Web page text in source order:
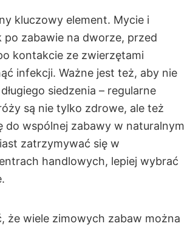
kluczowy element. Mycie i
po zabawie na dworze, przed
kontakcie ze zwierzętami
infekcji. Ważne jest też, aby nie
siedzenia – regularne
są nie tylko zdrowe, ale też
do wspólnej zabawy w naturalnym
zatrzymywać się w
handlowych, lepiej wybrać
że wiele zimowych zabaw można